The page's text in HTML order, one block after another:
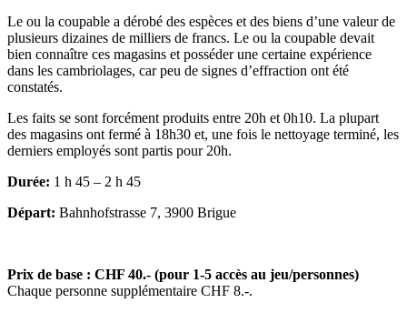
Le ou la coupable a dérobé des espèces et des biens d’une valeur de
plusieurs dizaines de milliers de francs. Le ou la coupable devait
bien connaître ces magasins et posséder une certaine expérience
dans les cambriolages, car peu de signes d’effraction ont été
constatés.
Les faits se sont forcément produits entre 20h et 0h10. La plupart
des magasins ont fermé à 18h30 et, une fois le nettoyage terminé, les
derniers employés sont partis pour 20h.
Durée: 1 h 45 – 2 h 45
Départ: Bahnhofstrasse 7, 3900 Brigue
Prix de base : CHF 40.- (pour 1-5 accès au jeu/personnes)
Chaque personne supplémentaire CHF 8.-.